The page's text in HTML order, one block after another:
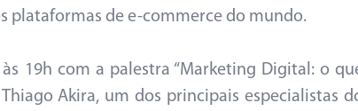
plataformas de e-commerce do mundo.
19h com a palestra “Marketing Digital: o
Akira, um dos principais especialistas